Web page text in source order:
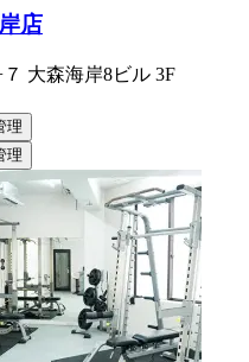
店
大森海岸8ビル 3F
理
理